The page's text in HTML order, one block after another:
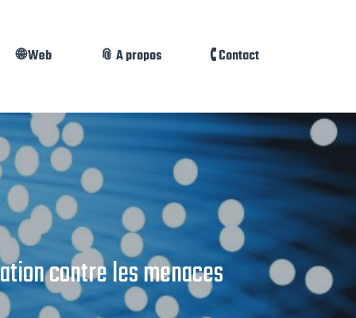
🌐 Web 📎 A propos 🕻 Contact
contre les menaces